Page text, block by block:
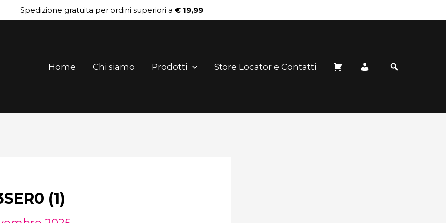
Spedizione gratuita per ordini superiori a € 19,99
Home Chi siamo Prodotti Store Locator e Contatti
(1)